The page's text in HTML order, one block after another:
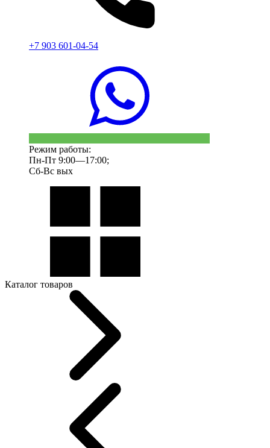
+7 903 601-04-54
Режим работы:
Пн-Пт 9:00—17:00;
Сб-Вс вых
Каталог товаров